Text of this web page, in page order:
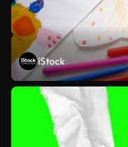
iStock